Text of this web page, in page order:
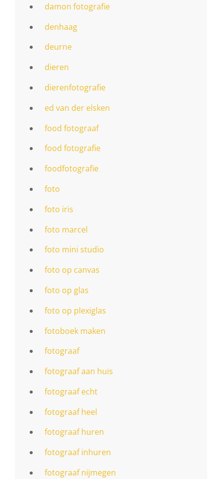
damon fotografie
denhaag
deurne
dieren
dierenfotografie
ed van der elsken
food fotograaf
food fotografie
foodfotografie
foto
foto iris
foto marcel
foto mini studio
foto op canvas
foto op glas
foto op plexiglas
fotoboek maken
fotograaf
fotograaf aan huis
fotograaf echt
fotograaf heel
fotograaf huren
fotograaf inhuren
fotograaf nijmegen